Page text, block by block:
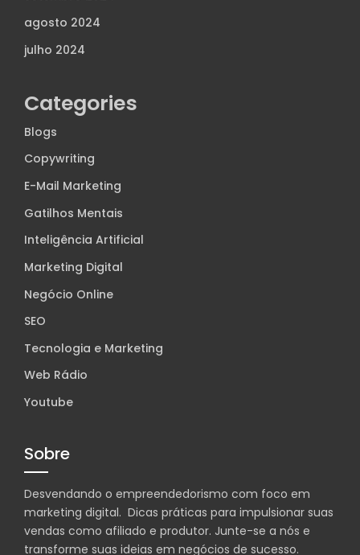
agosto 2024
julho 2024
Categories
Blogs
Copywriting
E-Mail Marketing
Gatilhos Mentais
Inteligência Artificial
Marketing Digital
Negócio Online
SEO
Tecnologia e Marketing
Web Rádio
Youtube
Sobre
Desvendando o empreendedorismo com foco em
marketing digital. Dicas práticas para impulsionar suas
vendas como afiliado e produtor. Junte-se a nós e
transforme suas ideias em negócios de sucesso.